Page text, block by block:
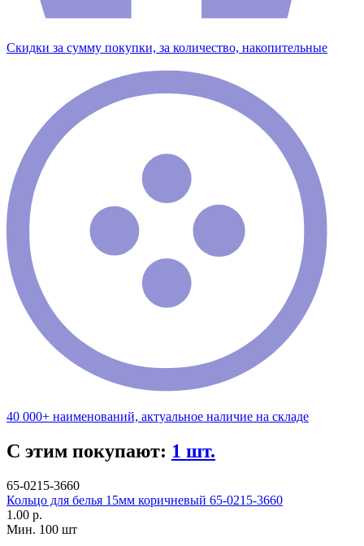
Скидки за сумму покупки, за количество, накопительные
40 000+ наименований, актуальное наличие на складе
С этим покупают: 1 шт.
65-0215-3660
Кольцо для белья 15мм коричневый 65-0215-3660
1.00 р.
Мин. 100 шт